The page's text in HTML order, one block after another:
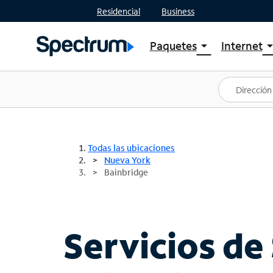
Residencial Business
Paquetesarrow_drop_down
Ver paquetes
Spectrum One
Mejores ofertas
Internetarrow_drop_down
Planes
Todas las ubicaciones
Nueva York
Bainbridge
Servicios